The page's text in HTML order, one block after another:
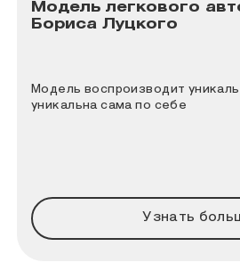
Модель легкового
Бориса Луцкого
Модель воспроизводит
уникальна сама по себе
Узнать